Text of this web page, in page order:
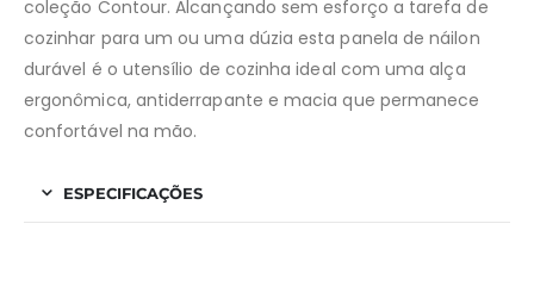
coleção Contour. Alcançando sem esforço a tarefa de
cozinhar para um ou uma dúzia esta panela de náilon
durável é o utensílio de cozinha ideal com uma alça
ergonômica, antiderrapante e macia que permanece
confortável na mão.
ESPECIFICAÇÕES